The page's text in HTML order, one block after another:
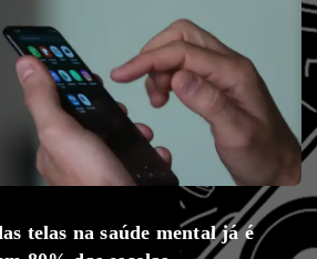
telas na saúde mental já é